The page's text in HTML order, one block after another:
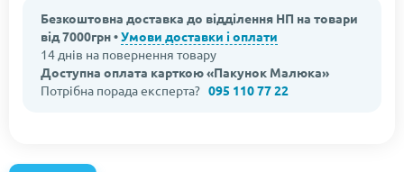
Безкоштовна доставка до відділення НП на товари
від 7000грн •Умови доставки і оплати
14 днів на повернення товару
Доступна оплата карткою «Пакунок Малюка»
Потрібна порада експерта? 095 110 77 22